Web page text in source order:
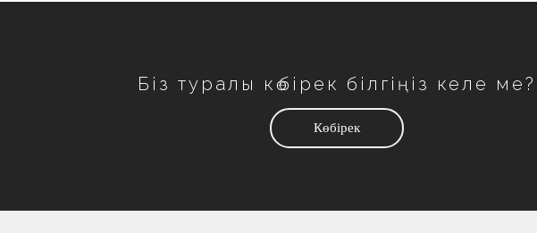
Біз туралы көбірек білгіңіз келе ме?
Көбірек